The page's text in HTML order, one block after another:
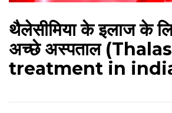
थैलेसीमिया के इलाज के
अच्छे अस्पताल
treatment in